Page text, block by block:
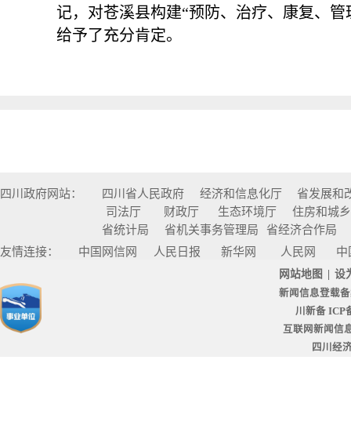
记，对苍溪县构建“预防、治疗、康复、
给予了充分肯定。
四川政府网站： 四川省人民政府 经济和信息化厅
省发展和
司法厅
财政厅 生态环境厅
住房和城
省统计局
省机关事务管理局
省经济合作局
友情连接：
中国网信网 人民日报 新华网 人民网 中
网站地图 | 设
新闻信息登载
川新备 ICP
互联网新闻信
四川经